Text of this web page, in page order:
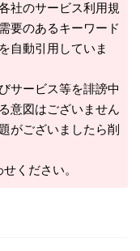
社のサービス利用規
要のあるキーワード
自動引用していま
サービス等を誹謗中
意図はございません
がございましたら削
ください。